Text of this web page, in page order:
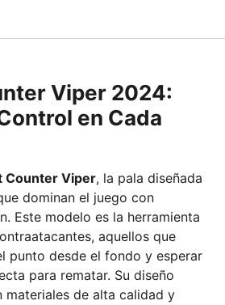
Viper 2024:
en Cada
Counter Viper, la pala diseñada
dominan el juego con
Este modelo es la herramienta
aquellos que
punto desde el fondo y esperar
para rematar. Su diseño
materiales de alta calidad y